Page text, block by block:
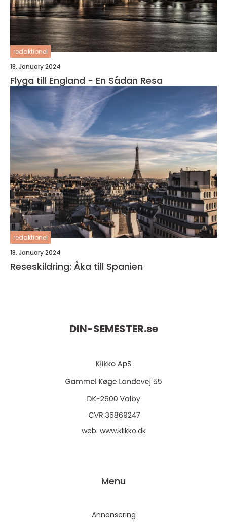
redaktionel
18. January 2024
Flyga till England - En Sådan Resa
redaktionel
18. January 2024
Reseskildring: Åka till Spanien
DIN-SEMESTER.se
web: www.klikko.dk
Menu
Annonsering